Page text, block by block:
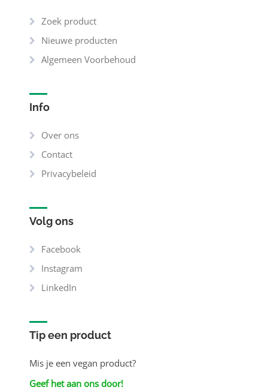
Zoek product
Nieuwe producten
Algemeen Voorbehoud
Info
Over ons
Contact
Privacybeleid
Volg ons
Facebook
Instagram
LinkedIn
Tip een product
Mis je een vegan product?
Geef het aan ons door!